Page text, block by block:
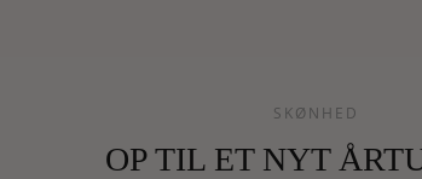
SKØNHED
OP TIL ET NYT